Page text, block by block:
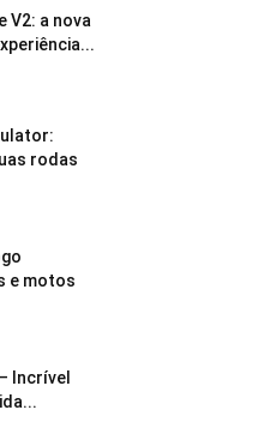
V2: a nova
rodas
e motos
Incrível